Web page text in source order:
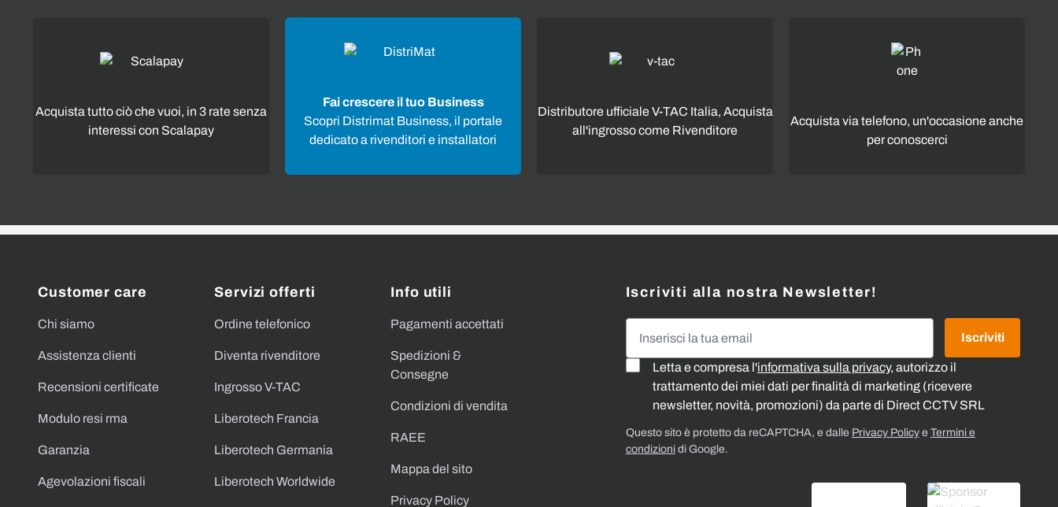
Acquista tutto ciò che vuoi, in 3 rate senza
interessi con Scalapay
Fai crescere il tuo Business
Scopri Distrimat Business, il portale
dedicato a rivenditori e installatori
Distributore ufficiale V-TAC Italia, Acquista
all'ingrosso come Rivenditore
Acquista via telefono, un'occasione anche
per conoscerci
Customer care
Chi siamo
Assistenza clienti
Recensioni certificate
Modulo resi rma
Garanzia
Agevolazioni fiscali
Servizi offerti
Ordine telefonico
Diventa rivenditore
Ingrosso V-TAC
Liberotech Francia
Liberotech Germania
Liberotech Worldwide
Info utili
Pagamenti accettati
Spedizioni &
Consegne
Condizioni di vendita
RAEE
Mappa del sito
Privacy Policy
Iscriviti alla nostra Newsletter!
Letta e compresa l'informativa sulla privacy, autorizzo il
trattamento dei miei dati per finalità di marketing (ricevere
newsletter, novità, promozioni) da parte di Direct CCTV SRL
Iscriviti
Questo sito è protetto da reCAPTCHA, e dalle Privacy Policye Termini e
condizionidi Google.